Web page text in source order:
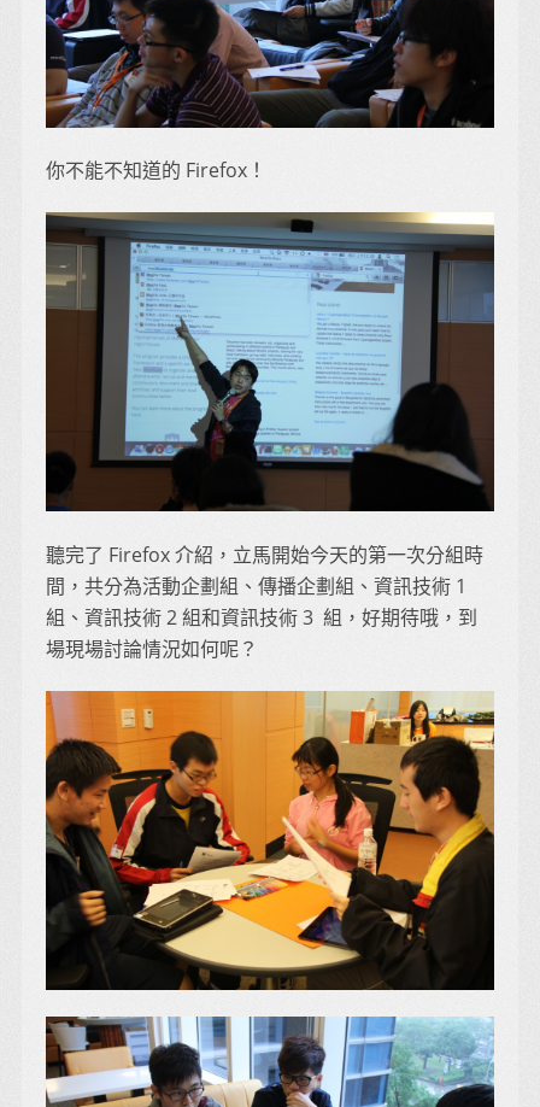
你不能不知道的 Firefox！
聽完了 Firefox 介紹，立馬開始今天的第一次分組時
間，共分為活動企劃組、傳播企劃組、資訊技術 1
組、資訊技術 2 組和資訊技術 3 組，好期待哦，到
場現場討論情況如何呢？